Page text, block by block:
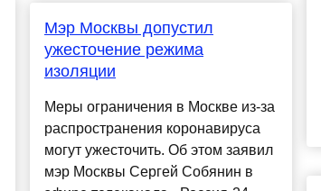
Мэр Москвы допустил
ужесточение режима
изоляции
Меры ограничения в Москве из-за
распространения коронавируса
могут ужесточить. Об этом заявил
мэр Москвы Сергей Собянин в